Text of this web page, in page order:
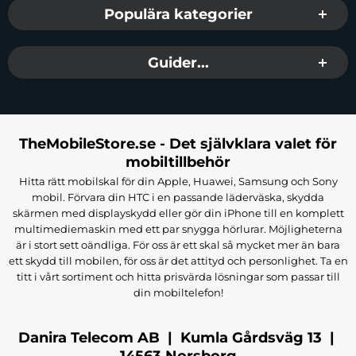
konstruktion och förstärkt isolering perfekt för
arbete och utomhusaktiviteter. Det tjocka isolerade
fodret ger exceptionellt värmeskydd medan anti-
slip handflatan i strukturerad gummi ger utmärkt
hållbara material tål dessa vantar tuff användning i
Anti-Slip Vinter Mobil Sports Touchvantar
Handskarär mångsidiga sporthandskar för aktiva
användare som tränar eller joggar i kallt väder. Den
lätta men isolerade konstruktionen ger perfekt
balans mellan värmeskydd och rörlighet. Med
reflekterande detaljer blir du mer synlig vid träning i
mörker vilket ökar säkerheten.
WEST BIKING Touchvantar Handskar Cykel
är professionella cykelhandskar med gel-
Populära kategorier
Guider...
TheMobileStore.se - Det självklara valet för
mobiltillbehör
Hitta rätt mobilskal för din Apple, Huawei, Samsung och Sony
mobil. Förvara din HTC i en passande läderväska, skydda
skärmen med displayskydd eller gör din iPhone till en komplett
multimediemaskin med ett par snygga hörlurar. Möjligheterna
är i stort sett oändliga. För oss är ett skal så mycket mer än bara
ett skydd till mobilen, för oss är det attityd och personlighet. Ta en
titt i vårt sortiment och hitta prisvärda lösningar som passar till
din mobiltelefon!
Danira Telecom AB | Kumla Gårdsväg 13 |